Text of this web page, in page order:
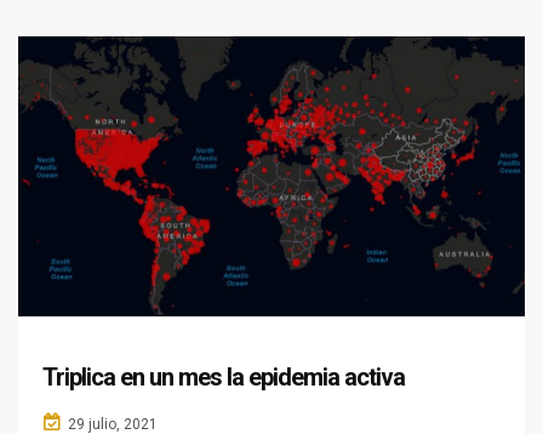
Triplica en un mes la epidemia activa
29 julio, 2021